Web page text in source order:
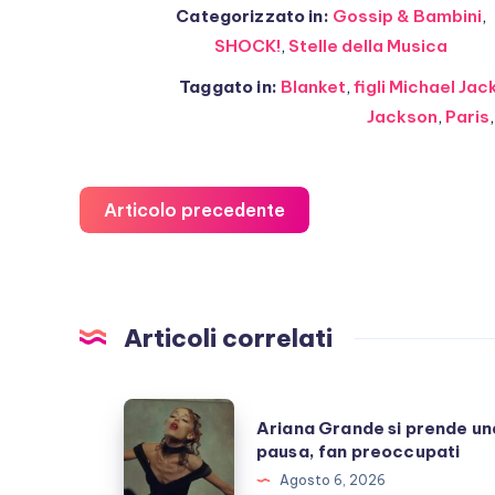
Categorizzato in: Gossip & Bambini,
SHOCK!, Stelle della Musica
Taggato in: Blanket, figli Michael
Jackson, Paris
Articolo precedente
Articoli correlati
Ariana
Grande
Ariana Grande si prende
pausa, fan preoccupati
Agosto 6, 2026